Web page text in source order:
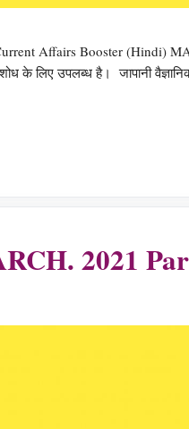
Affairs Booster (Hindi)
के लिए उपलब्ध है। जापानी
2021